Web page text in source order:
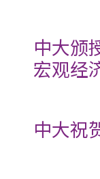
中大颁
宏观经
中大祝